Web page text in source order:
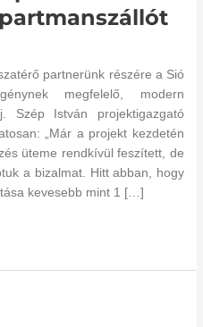
partnerünk részére a Sió
megfelelő, modern
Szép István projektigazgató
„Már a projekt kezdetén
üteme rendkívül feszített, de
a bizalmat. Hitt abban, hogy
kevesebb mint 1 […]